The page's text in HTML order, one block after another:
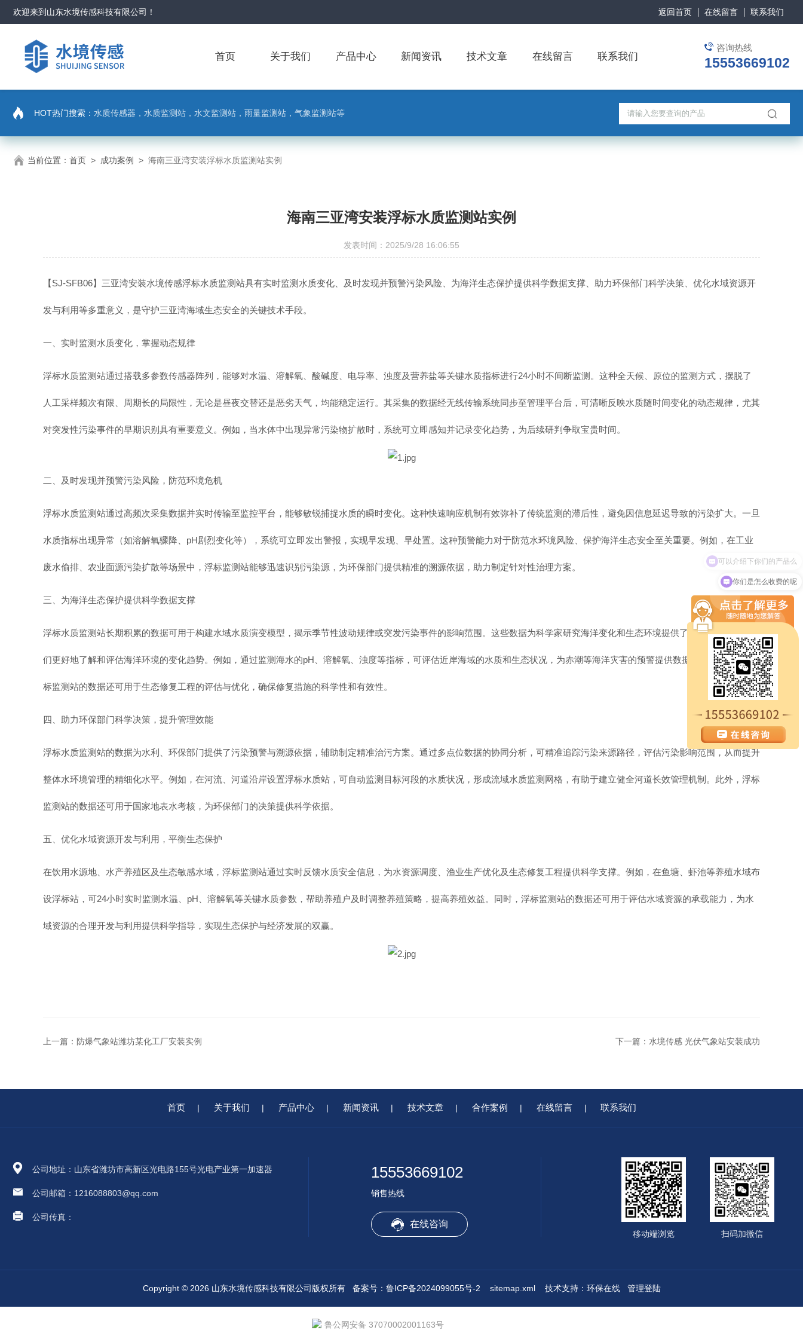
欢迎来到 山东水境传感科技有限公司 ！ 返回首页 在线留言 联系我们
咨询热线
15553669102
首页 关于我们 产品中心 新闻资讯 技术文章 在线留言 联系我们
HOT热门搜索： 水质传感器，水质监测站，水文监测站，雨量监测站，气象监测站等
当前位置： 首页 > 成功案例 > 海南三亚湾安装浮标水质监测站实例
海南三亚湾安装浮标水质监测站实例
发表时间：2025/9/28 16:06:55
【SJ-SFB06】三亚湾安装水境传感浮标水质监测站具有实时监测水质变化、及时发现并预警污染风险、为海洋生态保护提供科学数据支撑、助力环保部门科学决策、优化水域资源开
发与利用等多重意义，是守护三亚湾海域生态安全的关键技术手段。
一、实时监测水质变化，掌握动态规律
浮标水质监测站通过搭载多参数传感器阵列，能够对水温、溶解氧、酸碱度、电导率、浊度及营养盐等关键水质指标进行24小时不间断监测。这种全天候、原位的监测方式，摆脱了
人工采样频次有限、周期长的局限性，无论是昼夜交替还是恶劣天气，均能稳定运行。其采集的数据经无线传输系统同步至管理平台后，可清晰反映水质随时间变化的动态规律，尤其
对突发性污染事件的早期识别具有重要意义。例如，当水体中出现异常污染物扩散时，系统可立即感知并记录变化趋势，为后续研判争取宝贵时间。
二、及时发现并预警污染风险，防范环境危机
浮标水质监测站通过高频次采集数据并实时传输至监控平台，能够敏锐捕捉水质的瞬时变化。这种快速响应机制有效弥补了传统监测的滞后性，避免因信息延迟导致的污染扩大。一旦
水质指标出现异常（如溶解氧骤降、pH剧烈变化等），系统可立即发出警报，实现早发现、早处置。这种预警能力对于防范水环境风险、保护海洋生态安全至关重要。例如，在工业
废水偷排、农业面源污染扩散等场景中，浮标监测站能够迅速识别污染源，为环保部门提供精准的溯源依据，助力制定针对性治理方案。
三、为海洋生态保护提供科学数据支撑
浮标水质监测站长期积累的数据可用于构建水域水质演变模型，揭示季节性波动规律或突发污染事件的影响范围。这些数据为科学家研究海洋变化和生态环境提供了宝贵支持，帮助我
们更好地了解和评估海洋环境的变化趋势。例如，通过监测海水的pH、溶解氧、浊度等指标，可评估近岸海域的水质和生态状况，为赤潮等海洋灾害的预警提供数据支持。同时，浮
标监测站的数据还可用于生态修复工程的评估与优化，确保修复措施的科学性和有效性。
四、助力环保部门科学决策，提升管理效能
浮标水质监测站的数据为水利、环保部门提供了污染预警与溯源依据，辅助制定精准治污方案。通过多点位数据的协同分析，可精准追踪污染来源路径，评估污染影响范围，从而提升
整体水环境管理的精细化水平。例如，在河流、河道沿岸设置浮标水质站，可自动监测目标河段的水质状况，形成流域水质监测网格，有助于建立健全河道长效管理机制。此外，浮标
监测站的数据还可用于国家地表水考核，为环保部门的决策提供科学依据。
五、优化水域资源开发与利用，平衡生态保护
在饮用水源地、水产养殖区及生态敏感水域，浮标监测站通过实时反馈水质安全信息，为水资源调度、渔业生产优化及生态修复工程提供科学支撑。例如，在鱼塘、虾池等养殖水域布
设浮标站，可24小时实时监测水温、pH、溶解氧等关键水质参数，帮助养殖户及时调整养殖策略，提高养殖效益。同时，浮标监测站的数据还可用于评估水域资源的承载能力，为水
域资源的合理开发与利用提供科学指导，实现生态保护与经济发展的双赢。
上一篇： 防爆气象站潍坊某化工厂安装实例 下一篇： 水境传感 光伏气象站安装成功
首页 | 关于我们 | 产品中心 | 新闻资讯 | 技术文章 | 合作案例 | 在线留言 | 联系我们
公司地址：山东省潍坊市高新区光电路155号光电产业第一加速器
公司邮箱：1216088803@qq.com
公司传真：
15553669102
销售热线
在线咨询
扫码加微信
移动端浏览
Copyright © 2026 山东水境传感科技有限公司版权所有 备案号：鲁ICP备2024099055号-2 sitemap.xml技术支持： 环保在线 管理登陆
鲁公网安备 37070002001163号
你们是怎么收费的呢